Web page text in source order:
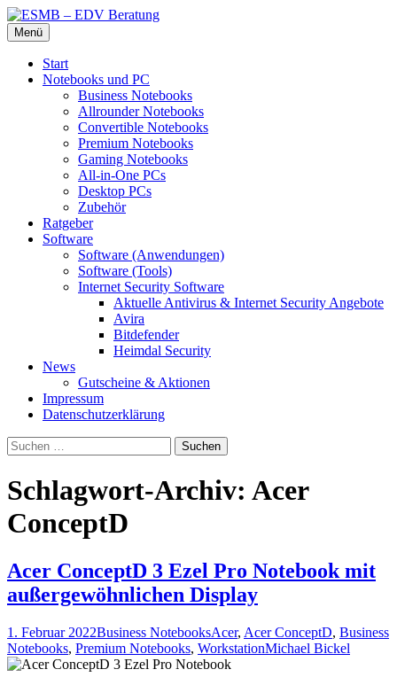
ESMB – EDV Beratung
Menü Zum
Inhalt
springen
Start
Notebooks und PC
Business Notebooks
Allrounder Notebooks
Convertible Notebooks
Premium Notebooks
Gaming Notebooks
All-in-One PCs
Desktop PCs
Zubehör
Ratgeber
Software
Software (Anwendungen)
Software (Tools)
Internet Security Software
Aktuelle Antivirus & Internet Security Angebote
Avira
Bitdefender
Heimdal Security
News
Gutscheine & Aktionen
Impressum
Datenschutzerklärung
Suche
nach:
Schlagwort-Archiv: Acer
ConceptD
Acer ConceptD 3 Ezel Pro Notebook mit
außergewöhnlichen Display
1. Februar 2022Business NotebooksAcer, Acer ConceptD, Business
Notebooks, Premium Notebooks, WorkstationMichael Bickel